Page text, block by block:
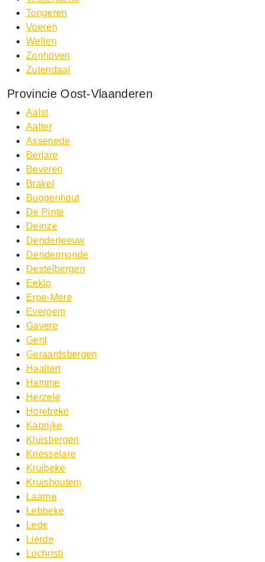
Tongeren
Voeren
Wellen
Zonhoven
Zutendaal
Provincie Oost-Vlaanderen
Aalst
Aalter
Assenede
Berlare
Beveren
Brakel
Buggenhout
De Pinte
Deinze
Denderleeuw
Dendermonde
Destelbergen
Eeklo
Erpe-Mere
Evergem
Gavere
Gent
Geraardsbergen
Haaltert
Hamme
Herzele
Horebeke
Kaprijke
Kluisbergen
Knesselare
Kruibeke
Kruishoutem
Laarne
Lebbeke
Lede
Lierde
Lochristi